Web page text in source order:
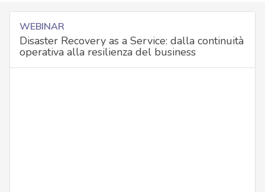
WEBINAR
Disaster Recovery as a Service: dalla continuità
operativa alla resilienza del business